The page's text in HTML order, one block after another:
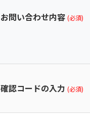
お問い合わせ内容 (必須)
確認コードの入力 (必須)